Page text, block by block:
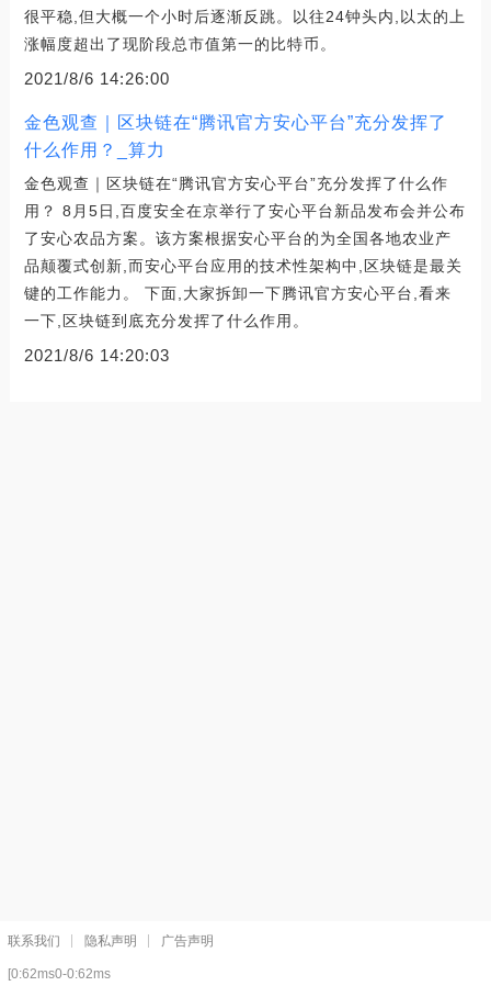
很平稳,但大概一个小时后逐渐反跳。以往24钟头内,以太的上
涨幅度超出了现阶段总市值第一的比特币。
2021/8/6 14:26:00
金色观查｜区块链在“腾讯官方安心平台”充分发挥了
什么作用？_算力
金色观查｜区块链在“腾讯官方安心平台”充分发挥了什么作
用？ 8月5日,百度安全在京举行了安心平台新品发布会并公布
了安心农品方案。该方案根据安心平台的为全国各地农业产
品颠覆式创新,而安心平台应用的技术性架构中,区块链是最关
键的工作能力。 下面,大家拆卸一下腾讯官方安心平台,看来
一下,区块链到底充分发挥了什么作用。
2021/8/6 14:20:03
联系我们 隐私声明 广告声明
[0:62ms0-0:62ms